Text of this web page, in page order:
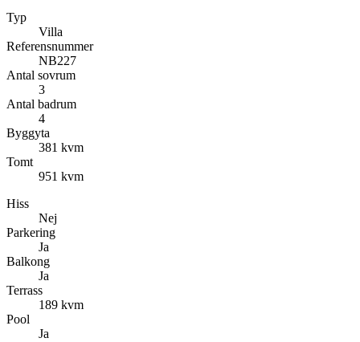
Typ
Villa
Referensnummer
NB227
Antal sovrum
3
Antal badrum
4
Byggyta
381 kvm
Tomt
951 kvm
Hiss
Nej
Parkering
Ja
Balkong
Ja
Terrass
189 kvm
Pool
Ja